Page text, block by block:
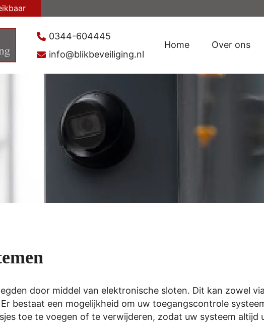
0344-604445
info@blikbeveiliging.nl
Home Over ons
door middel van elektronische sloten. Dit kan zowel
bestaat een mogelijkheid om uw toegangscontrole
toe te voegen of te verwijderen, zodat uw systeem altijd